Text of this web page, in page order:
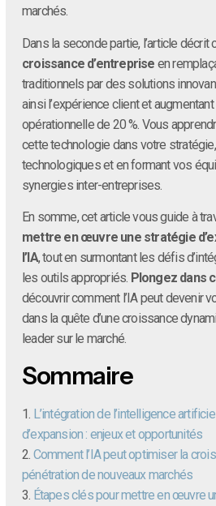
marchés.
Dans la seconde partie, l’article décrit
croissance d’entreprise en
traditionnels par des solutions
ainsi l’expérience client et
opérationnelle de 20 %. Vous
cette technologie dans votre
technologiques et en formant vos
synergies inter-entreprises.
En somme, cet article vous guide à
mettre en œuvre une stratégie
l’IA, tout en surmontant les défis
les outils appropriés. Plongez dans
découvrir comment l’IA peut devenir
dans la quête d’une croissance
leader sur le marché.
Sommaire
1. L’intégration de l’intelligence
d’expansion : enjeux et opportunités
2. Comment l’IA peut optimiser la
pénétration de nouveaux marchés
3. Étapes clés pour mettre en œuvre